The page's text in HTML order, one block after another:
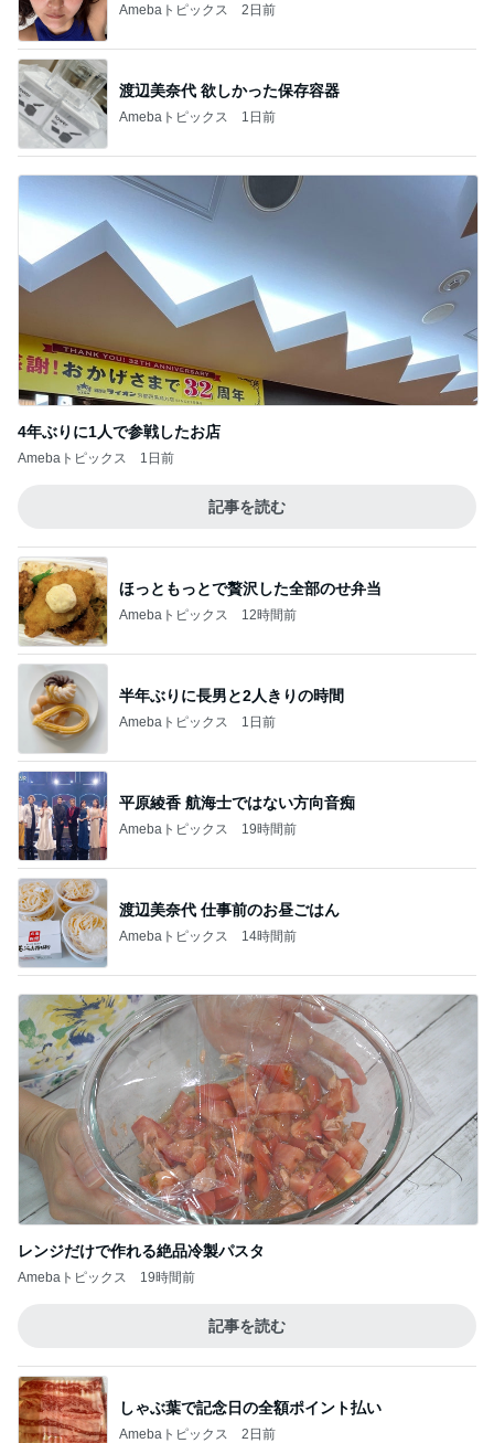
Amebaトピックス 2日前
渡辺美奈代 欲しかった保存容器
Amebaトピックス 1日前
4年ぶりに1人で参戦したお店
Amebaトピックス 1日前
記事を読む
ほっともっとで贅沢した全部のせ弁当
Amebaトピックス 12時間前
半年ぶりに長男と2人きりの時間
Amebaトピックス 1日前
平原綾香 航海士ではない方向音痴
Amebaトピックス 19時間前
渡辺美奈代 仕事前のお昼ごはん
Amebaトピックス 14時間前
レンジだけで作れる絶品冷製パスタ
Amebaトピックス 19時間前
記事を読む
しゃぶ葉で記念日の全額ポイント払い
Amebaトピックス 2日前